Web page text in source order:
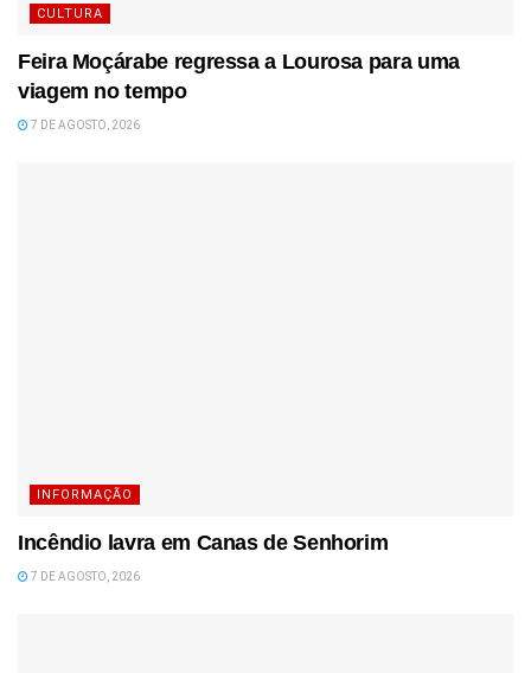
CULTURA
Feira Moçárabe regressa a Lourosa para uma
viagem no tempo
7 DE AGOSTO, 2026
INFORMAÇÃO
Incêndio lavra em Canas de Senhorim
7 DE AGOSTO, 2026